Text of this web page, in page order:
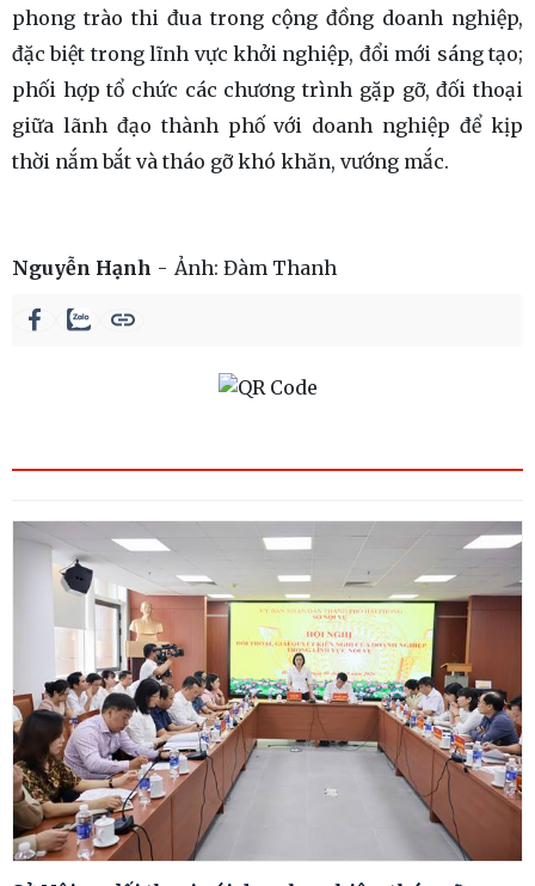
phong trào thi đua trong cộng đồng doanh nghiệp,
đặc biệt trong lĩnh vực khởi nghiệp, đổi mới sáng tạo;
phối hợp tổ chức các chương trình gặp gỡ, đối thoại
giữa lãnh đạo thành phố với doanh nghiệp để kịp
thời nắm bắt và tháo gỡ khó khăn, vướng mắc.
Nguyễn Hạnh Ảnh: Đàm Thanh